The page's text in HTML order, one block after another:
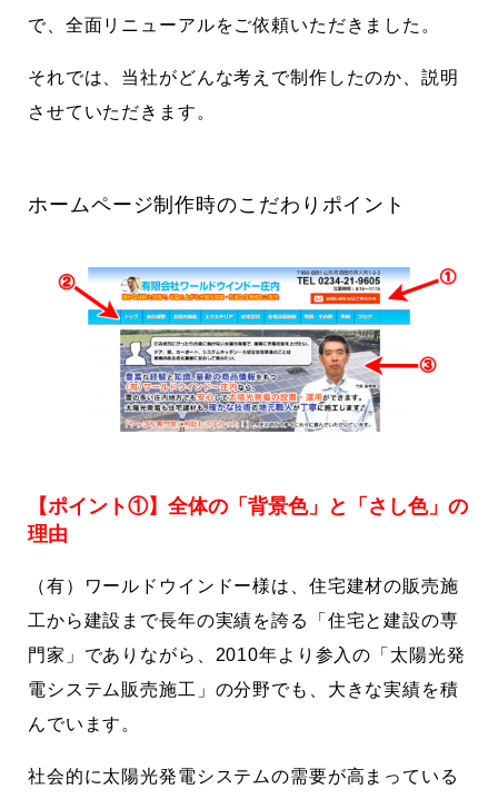
で、全面リニューアルをご依頼いただきました。
それでは、当社がどんな考えで制作したのか、説明
させていただきます。
ホームページ制作時のこだわりポイント
【ポイント①】全体の「背景色」と「さし色」の
理由
（有）ワールドウインドー様は、住宅建材の販売施
工から建設まで長年の実績を誇る「住宅と建設の専
門家」でありながら、2010年より参入の「太陽光発
電システム販売施工」の分野でも、大きな実績を積
んでいます。
社会的に太陽光発電システムの需要が高まっている